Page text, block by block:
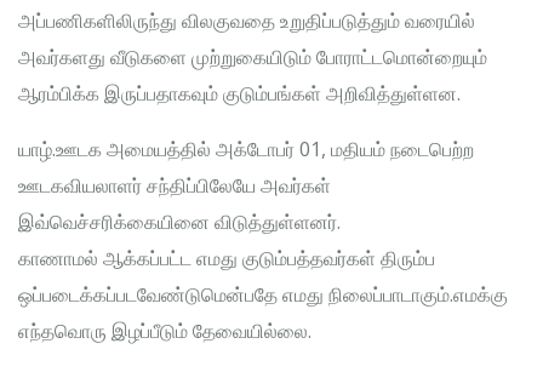
அப்பணிகளிலிருந்து விலகுவதை உறுதிப்படுத்தும் வரையில்
அவர்களது வீடுகளை முற்றுகையிடும் போராட்டமொன்றையும்
ஆரம்பிக்க இருப்பதாகவும் குடும்பங்கள் அறிவித்துள்ளன.
யாழ்.ஊடக அமையத்தில் அக்டோபர் 01, மதியம் நடைபெற்ற
ஊடகவியலாளர் சந்திப்பிலேயே அவர்கள்
இவ்வெச்சரிக்கையினை விடுத்துள்ளனர்.
காணாமல் ஆக்கப்பட்ட எமது குடும்பத்தவர்கள் திரும்ப
ஒப்படைக்கப்படவேண்டுமென்பதே எமது நிலைப்பாடாகும்.எமக்கு
எந்தவொரு இழப்பீடும் தேவையில்லை.